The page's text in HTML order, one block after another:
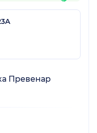
Превенар